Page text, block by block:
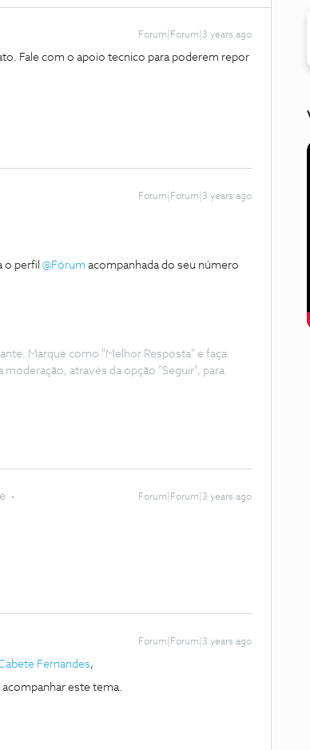
Forum|Forum|3 years ago
Fale com o apoio tecnico para poderem repor
Forum|Forum|3 years ago
o perfil @Fórum acompanhada do seu número
Marque como "Melhor Resposta" e faça
através da opção "Seguir", para
Forum|Forum|3 years ago
Forum|Forum|3 years ago
Fernandes,
acompanhar este tema.